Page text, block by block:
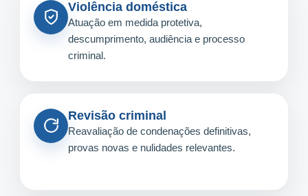
Violência doméstica
Atuação em medida protetiva,
descumprimento, audiência e processo
criminal.
Revisão criminal
Reavaliação de condenações definitivas,
provas novas e nulidades relevantes.